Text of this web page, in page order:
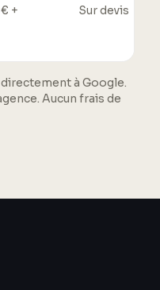
+ Sur devis
à Google.
Aucun frais de